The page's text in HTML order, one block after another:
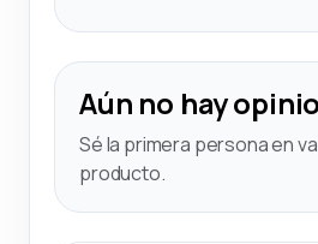
Aún no hay
Sé la primera persona en
producto.